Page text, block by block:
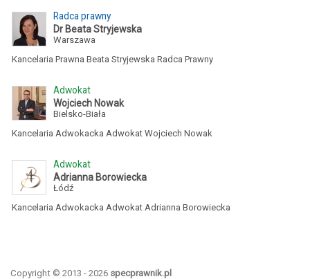
Radca prawny
Dr Beata Stryjewska
Warszawa
Kancelaria Prawna Beata Stryjewska Radca Prawny
Adwokat
Wojciech Nowak
Bielsko-Biała
Kancelaria Adwokacka Adwokat Wojciech Nowak
Adwokat
Adrianna Borowiecka
Łódź
Kancelaria Adwokacka Adwokat Adrianna Borowiecka
Copyright © 2013 - 2026 specprawnik.pl